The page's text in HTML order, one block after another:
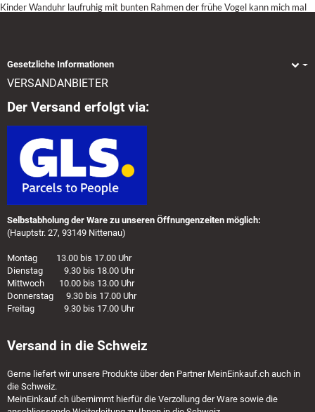
Kinder Wanduhr laufruhig mit bunten Rahmen der frühe Vogel kann mich mal
Gesetzliche Informationen
VERSANDANBIETER
Der Versand erfolgt via:
Selbstabholung der Ware zu unseren Öffnungenzeiten möglich:
(Hauptstr. 27, 93149 Nittenau)
Montag 13.00 bis 17.00 Uhr
Dienstag 9.30 bis 18.00 Uhr
Mittwoch 10.00 bis 13.00 Uhr
Donnerstag 9.30 bis 17.00 Uhr
Freitag 9.30 bis 17.00 Uhr
Versand in die Schweiz
Gerne liefert wir unsere Produkte über den Partner MeinEinkauf.ch auch in
die Schweiz.
MeinEinkauf.ch übernimmt hierfür die Verzollung der Ware sowie die